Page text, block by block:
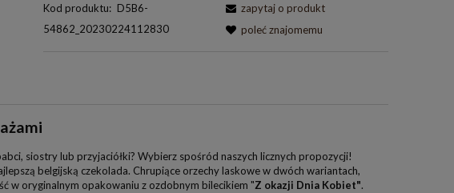
Kod produktu: D5B6-
54862_20230224112830
zapytaj o produkt
poleć znajomemu
siostry lub przyjaciółki? Wybierz spośród naszych licznych propozycji!
belgijską czekolada. Chrupiące orzechy laskowe w dwóch wariantach,
w oryginalnym opakowaniu z ozdobnym bilecikiem "Z okazji Dnia Kobiet".